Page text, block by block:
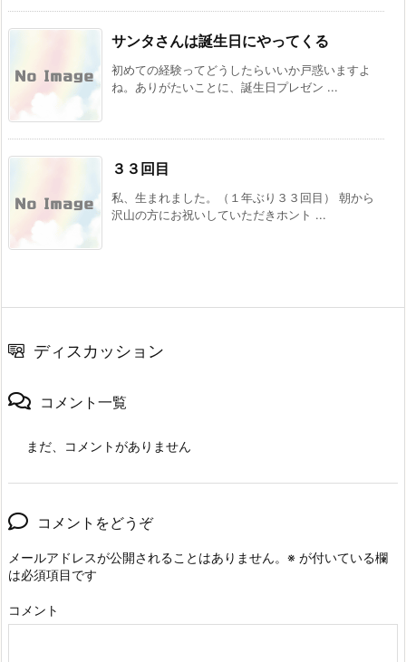
サンタさんは誕生日にやってくる
初めての経験ってどうしたらいいか戸惑いますよ
ね。ありがたいことに、誕生日プレゼン ...
３３回目
私、生まれました。（１年ぶり３３回目） 朝から
沢山の方にお祝いしていただきホント ...
ディスカッション
コメント一覧
まだ、コメントがありません
コメントをどうぞ
メールアドレスが公開されることはありません。 ※ が付いている欄
は必須項目です
コメント